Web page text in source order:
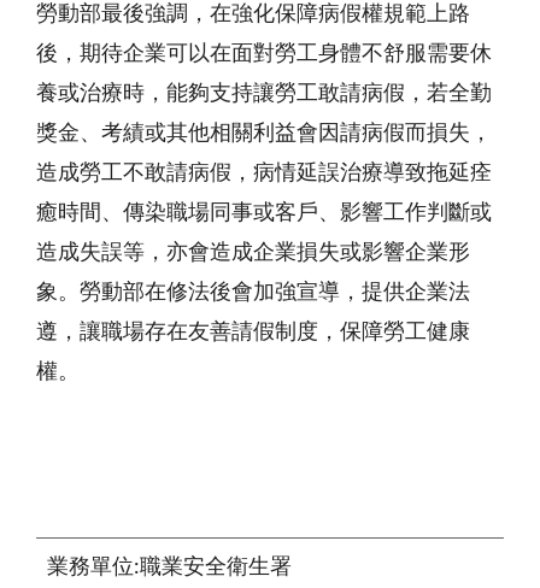
勞動部最後強調，在強化保障病假權規範上路
後，期待企業可以在面對勞工身體不舒服需要休
養或治療時，能夠支持讓勞工敢請病假，若全勤
獎金、考績或其他相關利益會因請病假而損失，
造成勞工不敢請病假，病情延誤治療導致拖延痊
癒時間、傳染職場同事或客戶、影響工作判斷或
造成失誤等，亦會造成企業損失或影響企業形
象。勞動部在修法後會加強宣導，提供企業法
遵，讓職場存在友善請假制度，保障勞工健康
權。
業務單位:職業安全衛生署